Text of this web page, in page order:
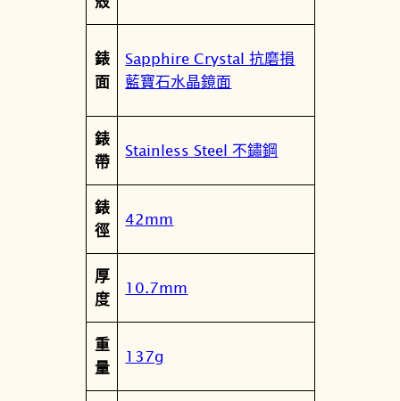
款
動
全
球
波
月
錶
B
1
0
錶
面
Sapphire Crystal 抗磨損
藍寶石水晶鏡面
錶
帶
Stainless Steel 不鏽鋼
錶
徑
42mm
厚
度
10.7mm
重
量
137g